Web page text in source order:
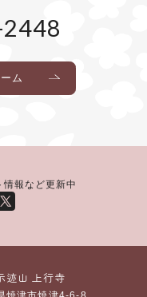
ム
情報など更新中
迹山上行寺